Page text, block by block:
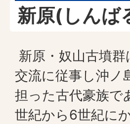
新原(しんば
新原・奴山古墳
交流に従事し沖ノ
担った古代豪族で
世紀から6世紀に